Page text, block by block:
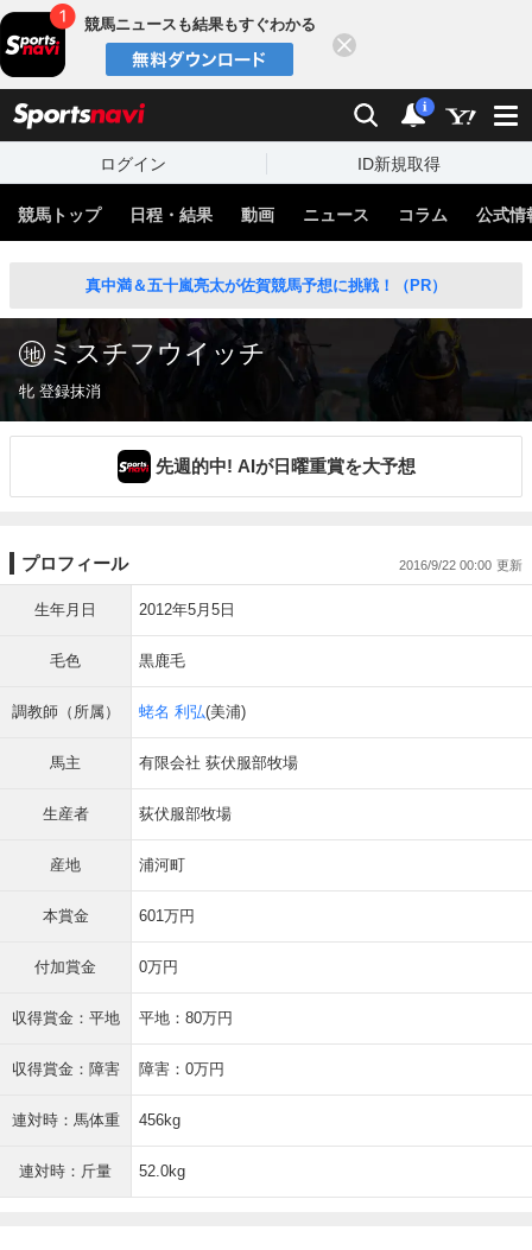
競馬ニュースも結果もすぐわかる
検索 通知
i
ログイン ID新規取得
競馬トップ 日程・結果 動画 ニュース コラム 公式情
真中満＆五十嵐亮太が佐賀競馬予想に挑戦！（PR）
ミスチフウイッチ
牝 登録抹消
先週的中! AIが日曜重賞を大予想
プロフィール 2016/9/22 00:00
生年月日 2012年5月5日
毛色 黒鹿毛
調教師（所属） 蛯名 利弘(美浦)
馬主 有限会社 荻伏服部牧場
生産者 荻伏服部牧場
産地 浦河町
本賞金 601万円
付加賞金 0万円
収得賞金：平地 平地：80万円
収得賞金：障害 障害：0万円
連対時：馬体重 456kg
連対時：斤量 52.0kg